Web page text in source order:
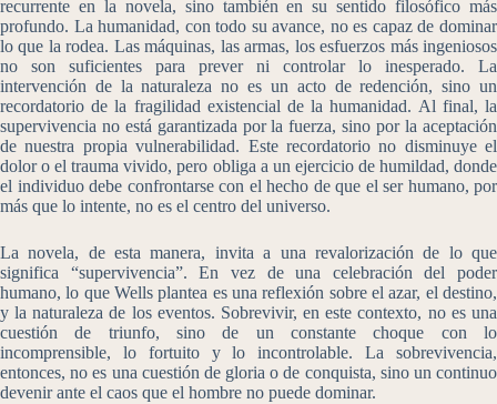
recurrente en la novela, sino también en su sentido filosófico más
profundo. La humanidad, con todo su avance, no es capaz de dominar
lo que la rodea. Las máquinas, las armas, los esfuerzos más ingeniosos
no son suficientes para prever ni controlar lo inesperado. La
intervención de la naturaleza no es un acto de redención, sino un
recordatorio de la fragilidad existencial de la humanidad. Al final, la
supervivencia no está garantizada por la fuerza, sino por la aceptación
de nuestra propia vulnerabilidad. Este recordatorio no disminuye el
dolor o el trauma vivido, pero obliga a un ejercicio de humildad, donde
el individuo debe confrontarse con el hecho de que el ser humano, por
más que lo intente, no es el centro del universo.
La novela, de esta manera, invita a una revalorización de lo que
significa “supervivencia”. En vez de una celebración del poder
humano, lo que Wells plantea es una reflexión sobre el azar, el destino,
y la naturaleza de los eventos. Sobrevivir, en este contexto, no es una
cuestión de triunfo, sino de un constante choque con lo
incomprensible, lo fortuito y lo incontrolable. La sobrevivencia,
entonces, no es una cuestión de gloria o de conquista, sino un continuo
devenir ante el caos que el hombre no puede dominar.